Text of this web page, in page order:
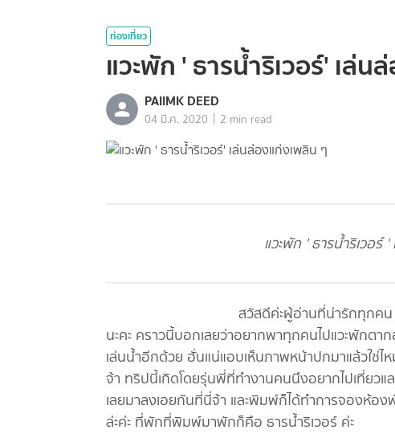
ท่องเที่ยว
แวะพัก ' ธารน้ำริเวอร์' เล่น
PAIIMK DEED
04 มี.ค. 2020 | 2 min read
แวะพัก ' ธารน้ำริเวอร์
สวัสดีค่ะผู้อ่านที่น่ารักทุกคน เป็นยังไ
นะคะ คราวนี้บอกเลยว่าอยากพาทุกคนไปแวะพักต
เล่นน้ำอีกด้วย ฮั่นแน่แอบเห็นภาพหน้าปกมาแล้วใช่
จ้า ทริปนี้เกิดโดยรุ่นพี่ที่ทำงานคนนึงอยากไปเที่ยวแ
เลยมาลงเอยกันที่นี่จ้า และพิมพ์ก็ได้ทำการจองห้อ
ล่ะค่ะ ที่พักที่พิมพ์มาพักก็คือ ธารน้ำริเวอร์ ค่ะ